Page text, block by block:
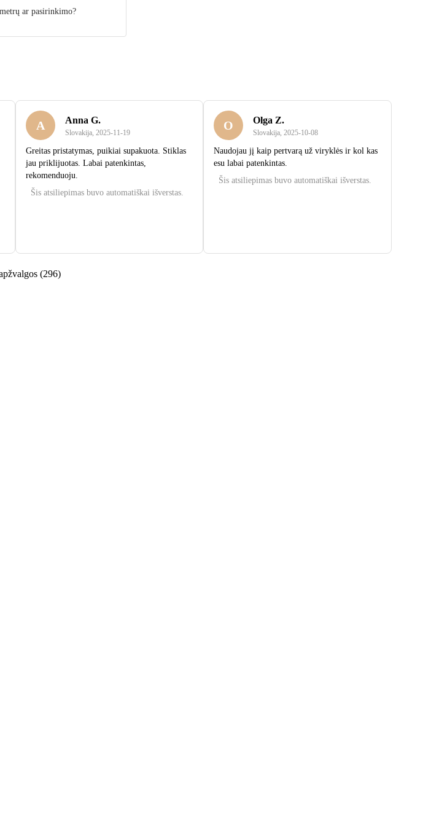
ar pasirinkimo?
A Anna G.
Slovakija, 2025‑11‑19
Greitas pristatymas, puikiai supakuota. Stiklas
jau priklijuotas. Labai patenkintas,
rekomenduoju.
Šis atsiliepimas buvo automatiškai išverstas.
O Olga Z.
Slovakija,2025‑10‑08
Naudojau jį kaip pertvarą už viryklės ir kol kas
esu labai patenkintas.
Šis atsiliepimas buvo automatiškai išverstas.
(296)